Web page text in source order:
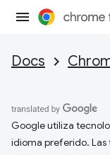
Docs
Google utiliza
idioma preferido. Las